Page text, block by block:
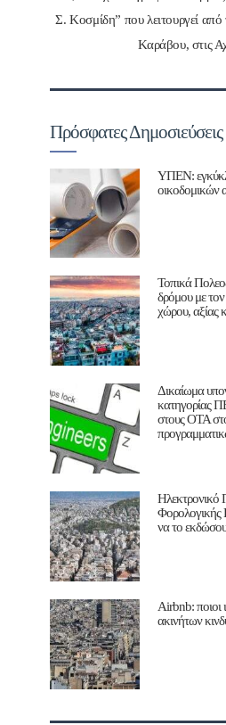
Σ. Κοσμίδη” που λειτουργεί
Καράβου, στις
Πρόσφατες Δημοσιεύσεις
ΥΠΕΝ:
οικοδομικών
Τοπικά
δρόμου με
χώρου, αξίας
Δικαίωμα
κατηγορίας
στους ΟΤΑ
Ηλεκτρονικό
Φορολογικής
να το
Airbnb: ποιοι
ακινήτων